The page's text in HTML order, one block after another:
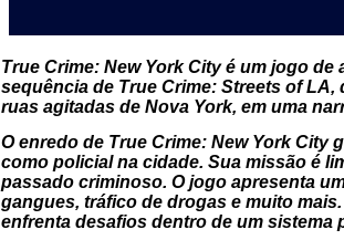
True Crime: New York Cityé um jogo de
sequência de True Crime: Streets of LA,
ruas agitadas de Nova York, em uma
O enredo de True Crime: New York City
como policial na cidade. Sua missão é
passado criminoso. O jogo apresenta
gangues, tráfico de drogas e muito
enfrenta desafios dentro de um sistema